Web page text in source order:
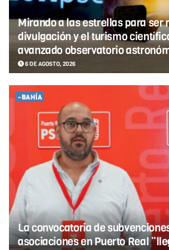
Mirando a las estrellas para ser
divulgación y el turismo
avanzado observatorio
6 DE AGOSTO, 2026
-BAHÍA
La convocatoria de
asociaciones en Puerto Real